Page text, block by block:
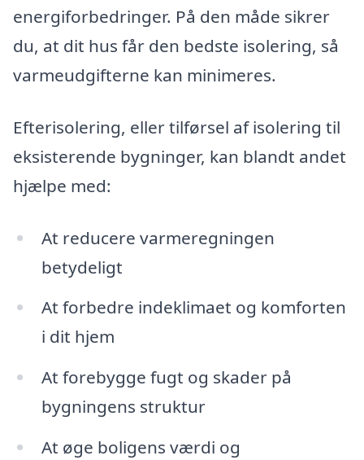
energiforbedringer. På den måde sikrer
du, at dit hus får den bedste isolering, så
varmeudgifterne kan minimeres.
Efterisolering, eller tilførsel af isolering til
eksisterende bygninger, kan blandt andet
hjælpe med:
At reducere varmeregningen
betydeligt
At forbedre indeklimaet og komforten
i dit hjem
At forebygge fugt og skader på
bygningens struktur
At øge boligens værdi og